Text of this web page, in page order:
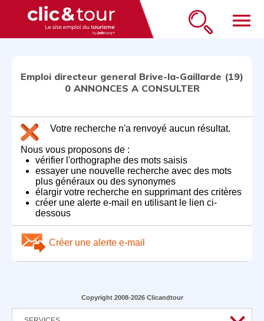
menu
Emploi directeur general Brive-la-Gaillarde (19)
0 ANNONCES A CONSULTER
Votre recherche n'a renvoyé aucun résultat.
Nous vous proposons de :
vérifier l'orthographe des mots saisis
essayer une nouvelle recherche avec des mots
plus généraux ou des synonymes
élargir votre recherche en supprimant des critères
créer une alerte e-mail en utilisant le lien ci-
dessous
Créer une alerte e-mail
Copyright 2008-2026 Clicandtour